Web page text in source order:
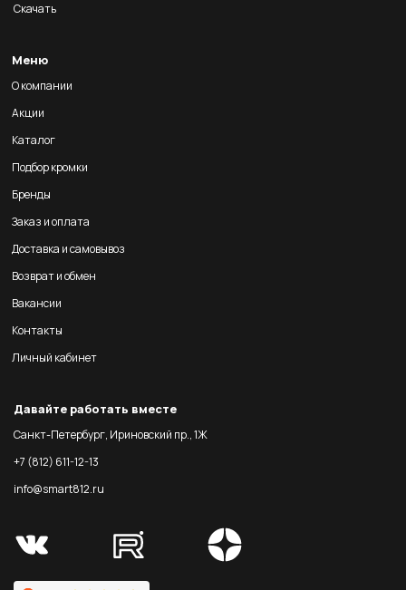
Скачать
Меню
О компании
Акции
Каталог
Подбор кромки
Бренды
Заказ и оплата
Доставка и самовывоз
Возврат и обмен
Вакансии
Контакты
Личный кабинет
Давайте работать вместе
Санкт-Петербург, Ириновский пр., 1Ж
+7 (812) 611-12-13
info@smart812.ru